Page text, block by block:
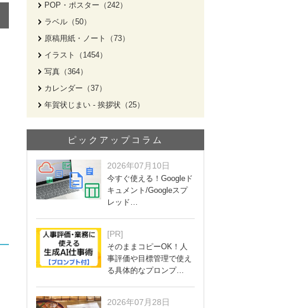
POP・ポスター（242）
ラベル（50）
原稿用紙・ノート（73）
イラスト（1454）
写真（364）
カレンダー（37）
年賀状じまい - 挨拶状（25）
ピックアップコラム
2026年07月10日
今すぐ使える！Googleド
キュメント/Googleスプ
レッド…
[PR]
そのままコピーOK！人
事評価や目標管理で使え
る具体的なプロンプ…
2026年07月28日